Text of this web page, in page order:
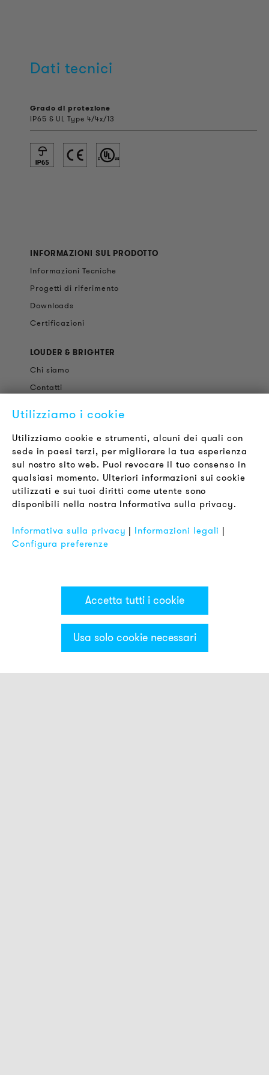
Categorie & Filter
Dati tecnici
Grado di protezione
IP65 & UL Type 4/4x/13
INFORMAZIONI SUL PRODOTTO
Informazioni Tecniche
Progetti di riferimento
Downloads
Certificazioni
LOUDER & BRIGHTER
Chi siamo
Contatti
Newsletter
LEGALE
Termini & Condizioni
Informativa sulla Privacy
Impronta
Utilizziamo i cookie
Utilizziamo cookie e strumenti, alcuni dei quali con
sede in paesi terzi, per migliorare la tua esperienza
sul nostro sito web. Puoi revocare il tuo consenso in
qualsiasi momento. Ulteriori informazioni sui cookie
utilizzati e sui tuoi diritti come utente sono
disponibili nella nostra Informativa sulla privacy.
Informativa sulla privacy | Informazioni legali |
Configura preferenze
Accetta tutti i cookie
Usa solo cookie necessari